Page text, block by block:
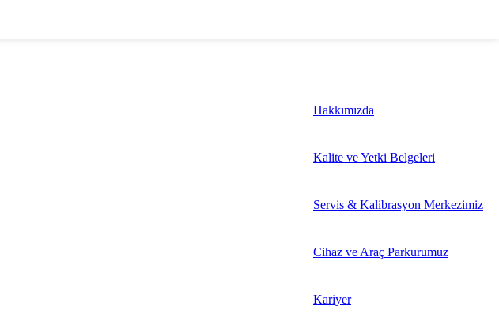
Hakkımızda
Kalite ve Yetki Belgeleri
Servis & Kalibrasyon Merkezimiz
Cihaz ve Araç Parkurumuz
Kariyer